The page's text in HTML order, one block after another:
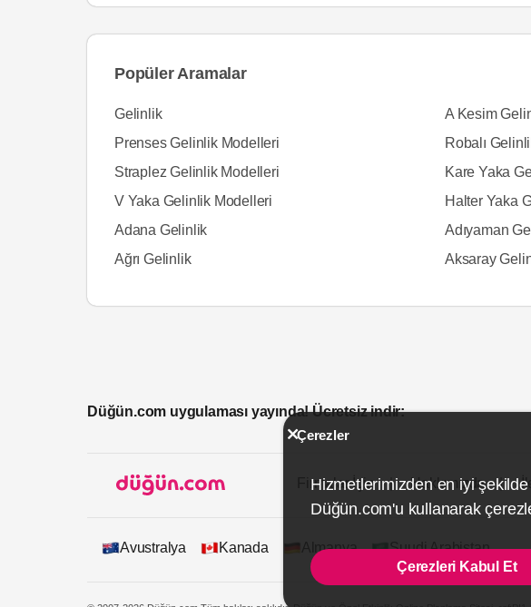
Popüler Aramalar
Gelinlik A Kesim
Prenses Gelinlik Modelleri
Robalı
Straplez Gelinlik Modelleri
Kare Yaka
V Yaka Gelinlik Modelleri
Halter Yaka
Adana Gelinlik
Adıyaman
Ağrı Gelinlik
Aksaray
Düğün.com uygulaması yayında! Ücretsiz indir:
Firmalar İçin Hakkımızda
Avustralya Kanada Almanya Suudi Arabistan
Çerezler
Hizmetlerimizden en iyi
Düğün.com'u kullanarak
Çerezleri Kabul Et